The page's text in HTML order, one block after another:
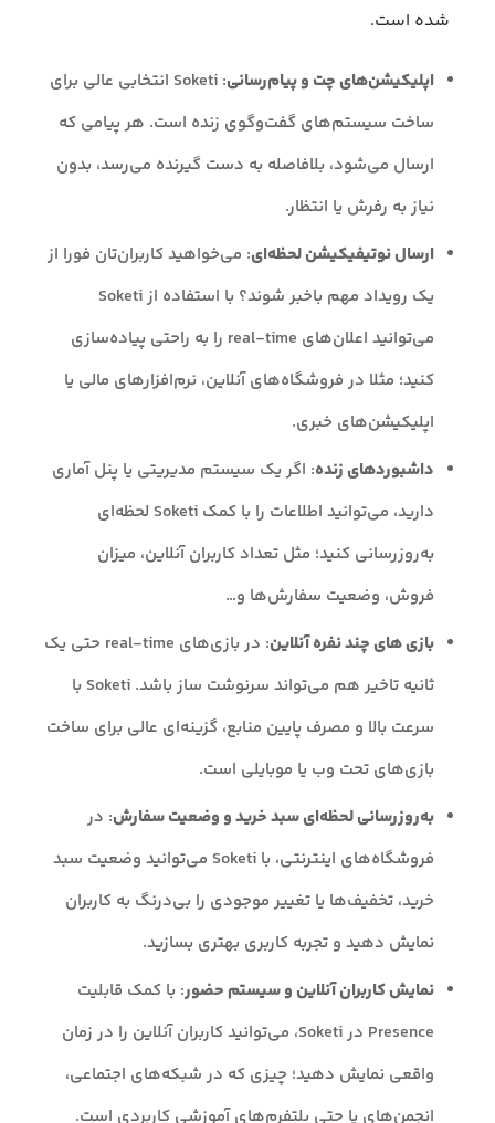
شده است.
اپلیکیشن‌های چت و پیام‌رسانی
: Soketi انتخابی عالی برای
ساخت سیستم‌های گفت‌وگوی زنده است. هر پیامی که
ارسال می‌شود، بلافاصله به دست گیرنده می‌رسد، بدون
نیاز به رفرش یا انتظار.
ارسال نوتیفیکیشن لحظه‌ای: می‌خواهید کاربران‌تان فورا از
یک رویداد مهم باخبر شوند؟ با استفاده از Soketi
می‌توانید اعلان‌های real-time را به راحتی پیاده‌سازی
کنید؛ مثلا در فروشگاه‌های آنلاین، نرم‌افزارهای مالی یا
اپلیکیشن‌های خبری.
داشبوردهای زنده: اگر یک سیستم مدیریتی یا پنل آماری
دارید، می‌توانید اطلاعات را با کمک Soketi لحظه‌ای
به‌روزرسانی کنید؛ مثل تعداد کاربران آنلاین، میزان
فروش، وضعیت سفارش‌ها و…
بازی های چند نفره آنلاین
: در بازی‌های real-time حتی یک
ثانیه تاخیر هم می‌تواند سرنوشت ساز باشد. Soketi با
سرعت بالا و مصرف پایین منابع، گزینه‌ای عالی برای ساخت
بازی‌های تحت وب یا موبایلی است.
به‌روزرسانی لحظه‌ای سبد خرید و وضعیت سفارش: در
فروشگاه‌های اینترنتی، با Soketi می‌توانید وضعیت سبد
خرید، تخفیف‌ها یا تغییر موجودی را بی‌درنگ به کاربران
نمایش دهید و تجربه کاربری بهتری بسازید.
نمایش کاربران آنلاین و سیستم حضور: با کمک قابلیت
Presence در Soketi، می‌توانید کاربران آنلاین را در زمان
واقعی نمایش دهید؛ چیزی که در شبکه‌های اجتماعی،
انجمن‌های یا حتی پلتفرم‌های آموزشی کاربردی است.